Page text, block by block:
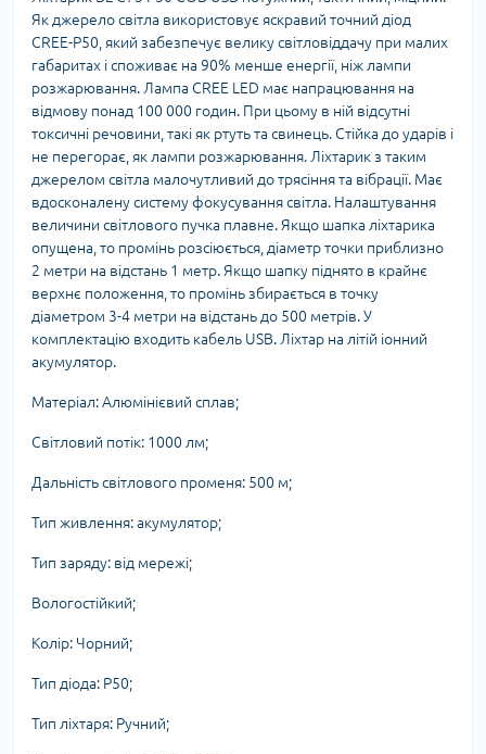
Як джерело світла використовує яскравий точний діод
CREE-P50, який забезпечує велику світловіддачу при малих
габаритах і споживає на 90% менше енергії, ніж лампи
розжарювання. Лампа CREE LED має напрацювання на
відмову понад 100 000 годин. При цьому в ній відсутні
токсичні речовини, такі як ртуть та свинець. Стійка до ударів і
не перегорає, як лампи розжарювання. Ліхтарик з таким
джерелом світла малочутливий до трясіння та вібрації. Має
вдосконалену систему фокусування світла. Налаштування
величини світлового пучка плавне. Якщо шапка ліхтарика
опущена, то промінь розсіюється, діаметр точки приблизно
2 метри на відстань 1 метр. Якщо шапку піднято в крайнє
верхнє положення, то промінь збирається в точку
діаметром 3-4 метри на відстань до 500 метрів. У
комплектацію входить кабель USB. Ліхтар на літій іонний
акумулятор.
Матеріал: Алюмінієвий сплав;
Світловий потік: 1000 лм;
Дальність світлового променя: 500 м;
Тип живлення: акумулятор;
Тип заряду: від мережі;
Вологостійкий;
Колір: Чорний;
Тип діода: P50;
Тип ліхтаря: Ручний;